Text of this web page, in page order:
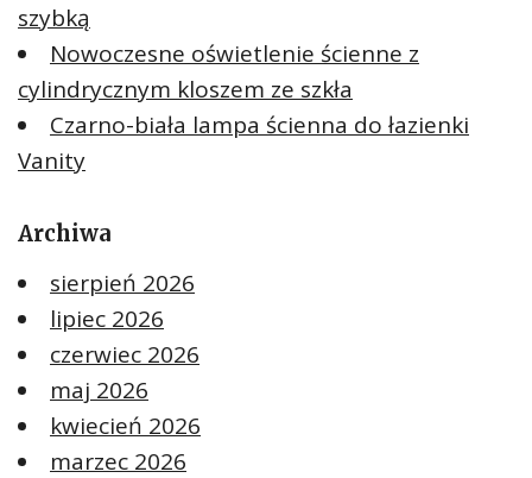
szybką
Nowoczesne oświetlenie ścienne z
cylindrycznym kloszem ze szkła
Czarno-biała lampa ścienna do łazienki
Vanity
Archiwa
sierpień 2026
lipiec 2026
czerwiec 2026
maj 2026
kwiecień 2026
marzec 2026